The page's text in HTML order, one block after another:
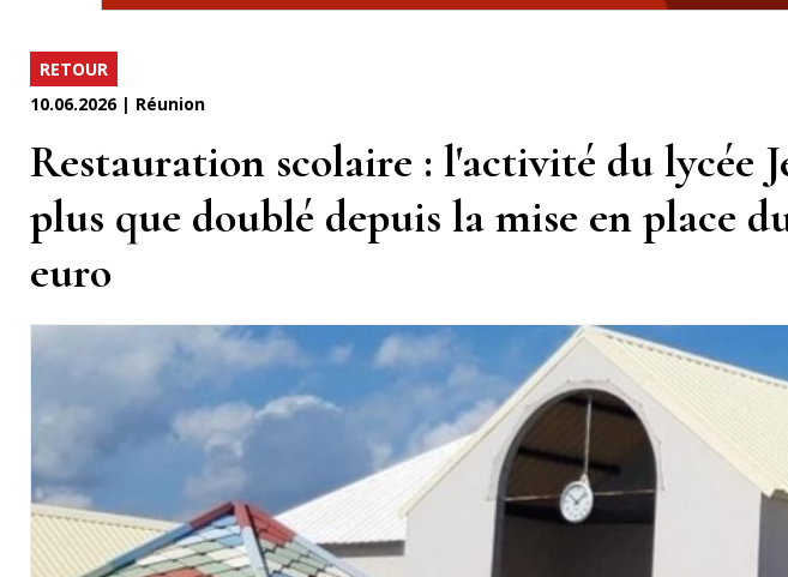
RETOUR
10.06.2026 | Réunion
Restauration scolaire : l'activité du lycée
plus que doublé depuis la mise en place
euro